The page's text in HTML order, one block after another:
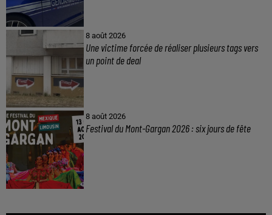
8 août 2026
Une victime forcée de réaliser plusieurs tags vers
un point de deal
8 août 2026
Festival du Mont-Gargan 2026 : six jours de fête